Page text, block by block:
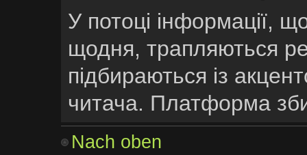
У потоці інформації,
щодня, трапляються
підбираються із
читача. Платформа
характеру, від
Nach oben